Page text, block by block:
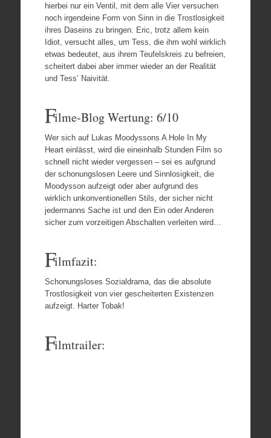
hierbei nur ein Ventil, mit dem alle Vier versuchen
noch irgendeine Form von Sinn in die Trostlosigkeit
ihres Daseins zu bringen. Eric, trotz allem kein
Idiot, versucht alles, um Tess, die ihm wohl wirklich
etwas bedeutet, aus ihrem Teufelskreis zu befreien,
scheitert dabei aber immer wieder an der Realität
und Tess’ Naivität.
Filme-Blog Wertung: 6/10
Wer sich auf Lukas Moodyssons A Hole In My
Heart einlässt, wird die eineinhalb Stunden Film so
schnell nicht wieder vergessen – sei es aufgrund
der schonungslosen Leere und Sinnlosigkeit, die
Moodysson aufzeigt oder aber aufgrund des
wirklich unkonventionellen Stils, der sicher nicht
jedermanns Sache ist und den Ein oder Anderen
sicher zum vorzeitigen Abschalten verleiten wird…
Filmfazit:
Schonungsloses Sozialdrama, das die absolute
Trostlosigkeit von vier gescheiterten Existenzen
aufzeigt. Harter Tobak!
Filmtrailer: